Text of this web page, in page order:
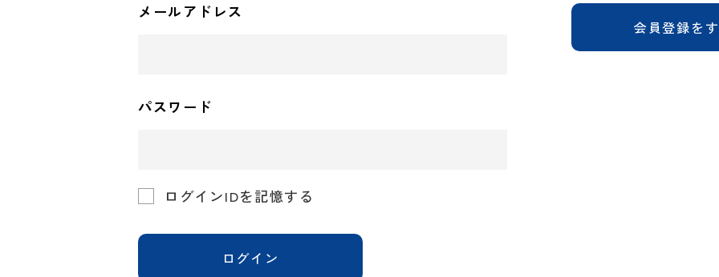
メールアドレス
パスワード
ログインIDを記憶する
ログイン
会員登録を